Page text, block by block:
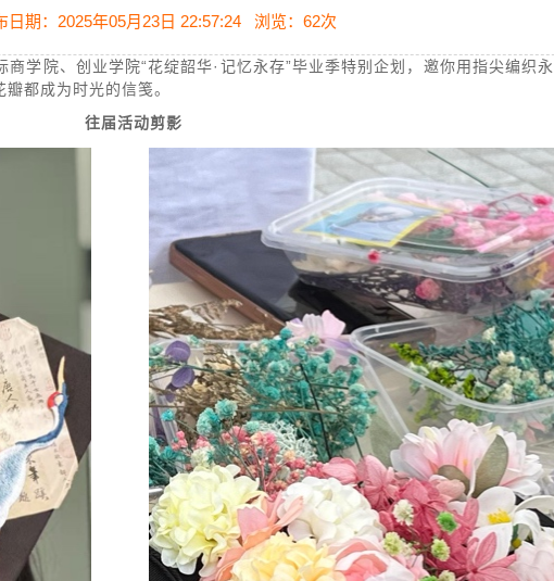
日期：2025年05月23日 22:57:24 浏览： 62次
学院、创业学院“花绽韶华·记忆永存”毕业季特别企划，邀你用指尖编
都成为时光的信笺。
往届活动剪影